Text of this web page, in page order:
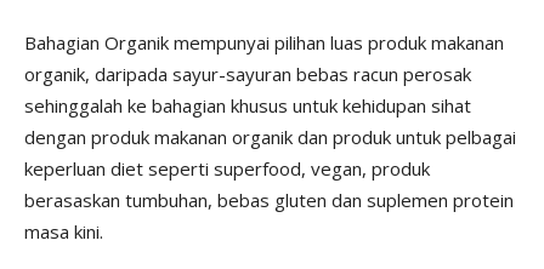
Bahagian Organik mempunyai pilihan luas produk makanan
organik, daripada sayur-sayuran bebas racun perosak
sehinggalah ke bahagian khusus untuk kehidupan sihat
dengan produk makanan organik dan produk untuk pelbagai
keperluan diet seperti superfood, vegan, produk
berasaskan tumbuhan, bebas gluten dan suplemen protein
masa kini.